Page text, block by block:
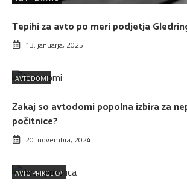
Tepihi za avto po meri podjetja
13. januarja, 2025
AVTODOMI
Zakaj so avtodomi popolna izbira za
počitnice?
20. novembra, 2024
AVTO PRIKOLICA